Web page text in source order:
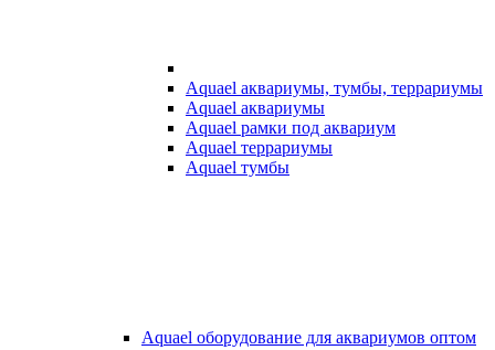
Aquael аквариумы, тумбы, террариумы
Aquael аквариумы
Aquael рамки под аквариум
Aquael террариумы
Aquael тумбы
Aquael оборудование для аквариумов оптом